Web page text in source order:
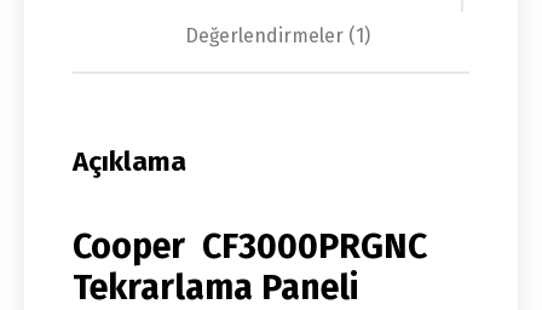
Değerlendirmeler (1)
Açıklama
Cooper CF3000PRGNC
Tekrarlama Paneli